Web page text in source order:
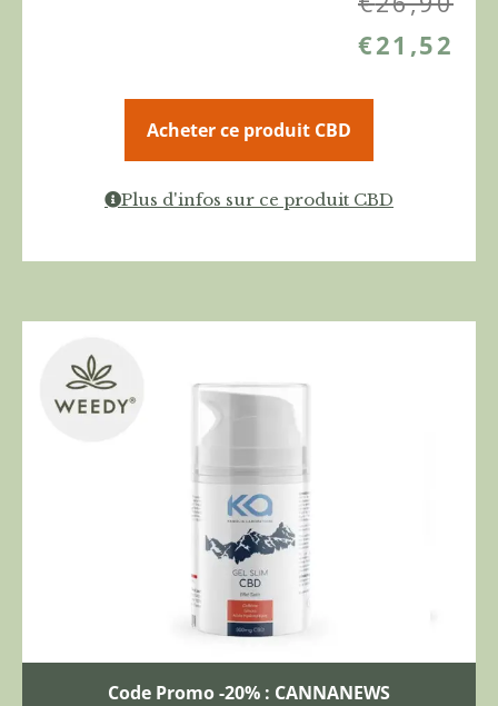
€21,52
Acheter ce produit CBD
Plus d'infos sur ce produit CBD
Code Promo -20% : CANNANEWS